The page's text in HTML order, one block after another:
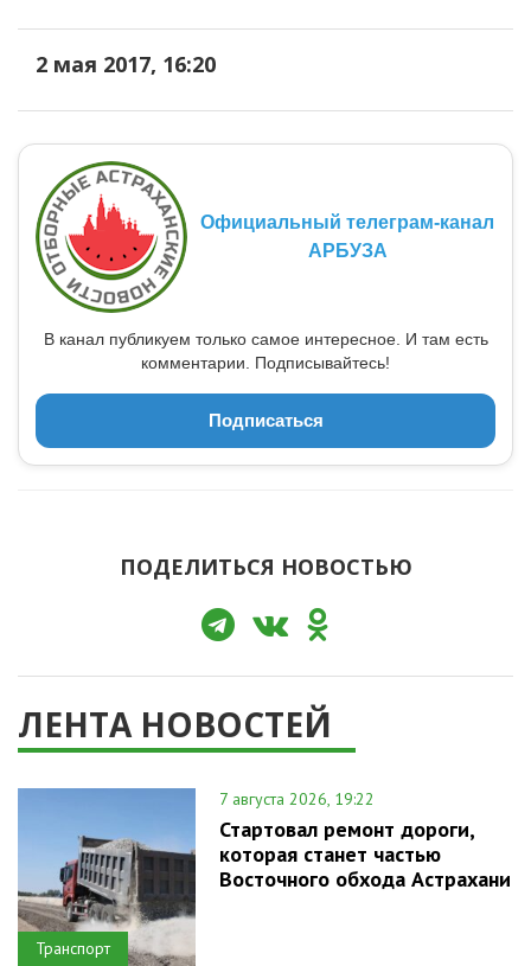
2 мая 2017, 16:20
Официальный телеграм-канал
АРБУЗА
В канал публикуем только самое интересное. И там есть
комментарии. Подписывайтесь!
Подписаться
ПОДЕЛИТЬСЯ НОВОСТЬЮ
ЛЕНТА НОВОСТЕЙ
Транспорт
7 августа 2026, 19:22
Стартовал ремонт дороги,
которая станет частью
Восточного обхода Астрахани